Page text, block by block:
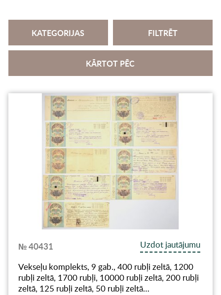
KATEGORIJAS FILTRĒT
KĀRTOT PĒC
№ 40431
Uzdot jautājumu
Vekseļu komplekts, 9 gab., 400 rubļi zeltā, 1200
rubļi zeltā, 1700 rubļi, 10000 rubļi zeltā, 200 rubļi
zeltā, 125 rubļi zeltā, 50 rubļi zeltā…